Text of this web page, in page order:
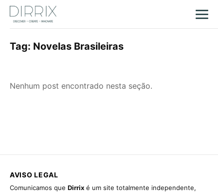
Tag: Novelas Brasileiras
Nenhum post encontrado nesta seção.
AVISO LEGAL
Comunicamos que Dirrix é um site totalmente independente,